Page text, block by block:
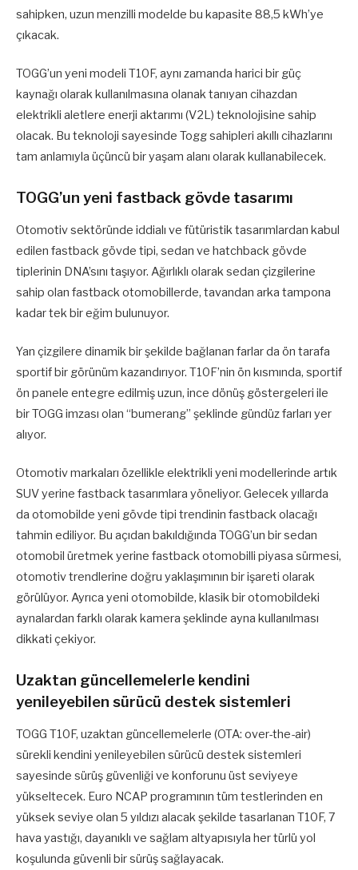
sahipken, uzun menzilli modelde bu kapasite 88,5 kWh’ye
çıkacak.
TOGG’un yeni modeli T10F, aynı zamanda harici bir güç
kaynağı olarak kullanılmasına olanak tanıyan cihazdan
elektrikli aletlere enerji aktarımı (V2L) teknolojisine sahip
olacak. Bu teknoloji sayesinde Togg sahipleri akıllı cihazlarını
tam anlamıyla üçüncü bir yaşam alanı olarak kullanabilecek.
TOGG’un yeni fastback gövde tasarımı
Otomotiv sektöründe iddialı ve fütüristik tasarımlardan kabul
edilen fastback gövde tipi, sedan ve hatchback gövde
tiplerinin DNA’sını taşıyor. Ağırlıklı olarak sedan çizgilerine
sahip olan fastback otomobillerde, tavandan arka tampona
kadar tek bir eğim bulunuyor.
Yan çizgilere dinamik bir şekilde bağlanan farlar da ön tarafa
sportif bir görünüm kazandırıyor. T10F’nin ön kısmında, sportif
ön panele entegre edilmiş uzun, ince dönüş göstergeleri ile
bir TOGG imzası olan “bumerang” şeklinde gündüz farları yer
alıyor.
Otomotiv markaları özellikle elektrikli yeni modellerinde artık
SUV yerine fastback tasarımlara yöneliyor. Gelecek yıllarda
da otomobilde yeni gövde tipi trendinin fastback olacağı
tahmin ediliyor. Bu açıdan bakıldığında TOGG’un bir sedan
otomobil üretmek yerine fastback otomobilli piyasa sürmesi,
otomotiv trendlerine doğru yaklaşımının bir işareti olarak
görülüyor. Ayrıca yeni otomobilde, klasik bir otomobildeki
aynalardan farklı olarak kamera şeklinde ayna kullanılması
dikkati çekiyor.
Uzaktan güncellemelerle kendini
yenileyebilen sürücü destek sistemleri
TOGG T10F, uzaktan güncellemelerle (OTA: over-the-air)
sürekli kendini yenileyebilen sürücü destek sistemleri
sayesinde sürüş güvenliği ve konforunu üst seviyeye
yükseltecek. Euro NCAP programının tüm testlerinden en
yüksek seviye olan 5 yıldızı alacak şekilde tasarlanan T10F, 7
hava yastığı, dayanıklı ve sağlam altyapısıyla her türlü yol
koşulunda güvenli bir sürüş sağlayacak.